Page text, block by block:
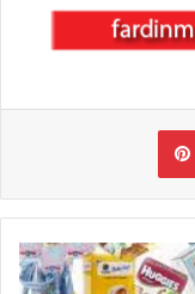
‫پین‌ترست